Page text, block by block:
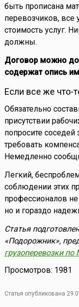
быть прописана
перевозчиков, все
стоимость услуг.
должны.
Договор можно
содержат опись
Если все же что-
Обязательно
присутствии
попросите
требовать
Немедленно
Легкий,
соблюдении этих
профессионалов
но и гораздо
Статья
«Подорожник»,
грузоперевозки
Просмотров: 1981
Статья опубликована